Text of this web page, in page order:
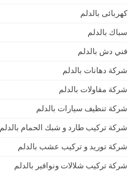
كهربائى بالدلم
سباك بالدلم
فني دش بالدلم
شركة دهانات بالدلم
شركة مقاولات بالدلم
شركة تنظيف سيارات بالدلم
شركة تركيب طارد و شبك الحمام بالدلم
شركة توريد و تركيب عشب بالدلم
شركة تركيب شلالات ونوافير بالدلم